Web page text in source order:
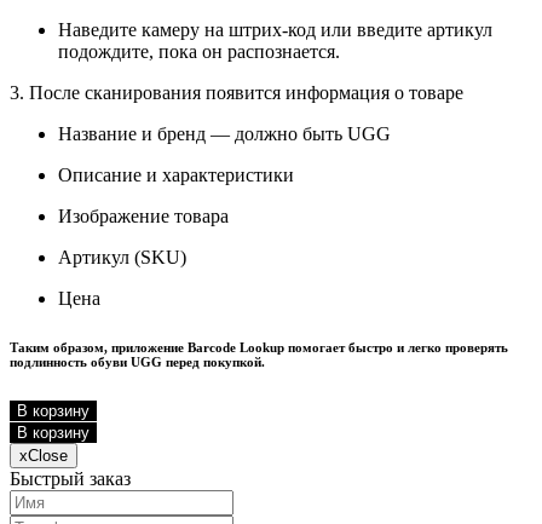
Наведите камеру на штрих-код или введите артикул
подождите, пока он распознается.
3. После сканирования появится информация о товаре
Название и бренд — должно быть UGG
Описание и характеристики
Изображение товара
Артикул (SKU)
Цена
Таким образом, приложение Barcode Lookup помогает быстро и легко проверять
подлинность обуви UGG перед покупкой.
В корзину
В корзину
xClose
Быстрый заказ